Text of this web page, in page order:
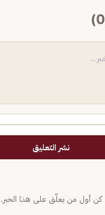
0
)
نشر التعليق
كن أول من يعلّق على هذا الخبر.